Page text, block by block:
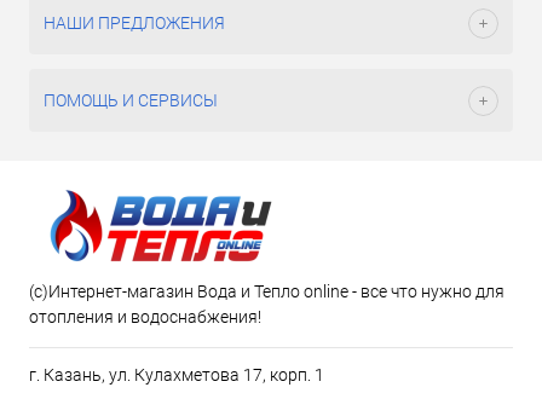
НАШИ ПРЕДЛОЖЕНИЯ
ПОМОЩЬ И СЕРВИСЫ
(c)Интернет-магазин Вода и Тепло online - все что нужно для
отопления и водоснабжения!
г. Казань, ул. Кулахметова 17, корп. 1